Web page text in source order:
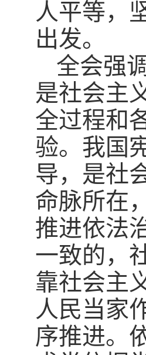
人平等，
出发。
全会强
是社会主
全过程和
验。我国
导，是社
命脉所在
推进依法
一致的，
靠社会主
人民当家
序推进。